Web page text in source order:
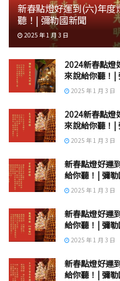
新春點燈好運到(六)年
聽！| 彌勒國新聞
2025 年 1 月 3 日
2024新春點燈
來說給你聽！|
2025 年 1 月 3 日
2024新春點燈
來說給你聽！|
2025 年 1 月 3 日
新春點燈好運
給你聽！| 彌
2025 年 1 月 3 日
新春點燈好運
給你聽！| 彌
2025 年 1 月 3 日
新春點燈好運
給你聽！| 彌